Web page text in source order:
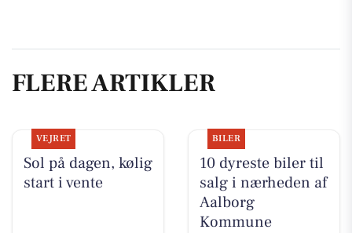
FLERE ARTIKLER
VEJRET
Sol på dagen, kølig
start i vente
BILER
10 dyreste biler til
salg i nærheden af
Aalborg
Kommune